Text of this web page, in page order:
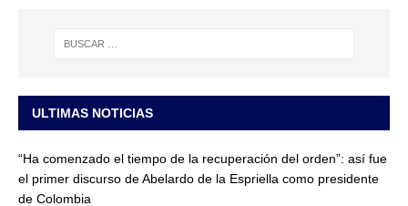
ULTIMAS NOTICIAS
“Ha comenzado el tiempo de la recuperación del orden”: así fue
el primer discurso de Abelardo de la Espriella como presidente
de Colombia